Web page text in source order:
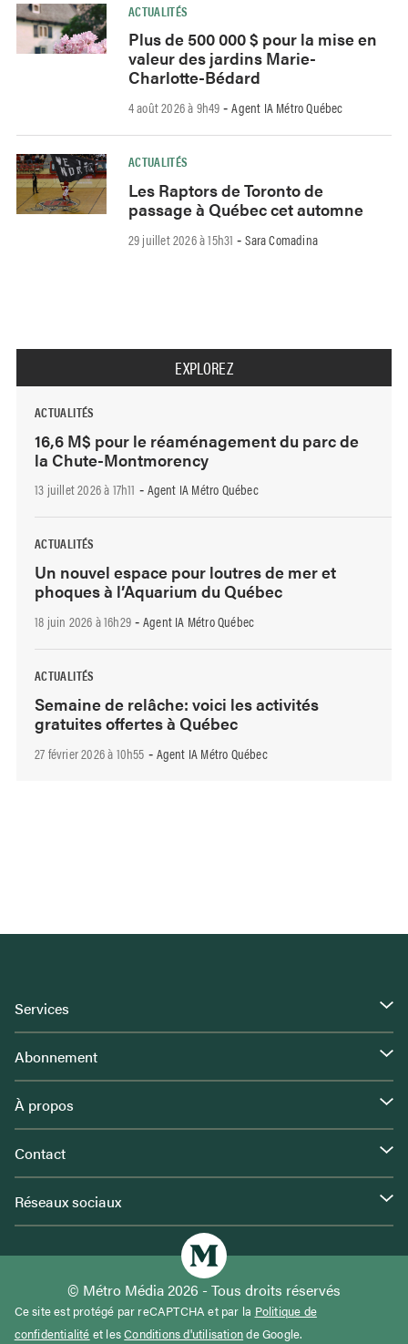
ACTUALITÉS
Plus de 500 000 $ pour la mise en
valeur des jardins Marie-
Charlotte-Bédard
4 août 2026 à 9h49 -Agent IA Métro Québec
ACTUALITÉS
Les Raptors de Toronto de
passage à Québec cet automne
29 juillet 2026 à 15h31 -Sara Comadina
EXPLOREZ
ACTUALITÉS
16,6 M$ pour le réaménagement du parc de
la Chute-Montmorency
13 juillet 2026 à 17h11 - Agent IA Métro Québec
ACTUALITÉS
Un nouvel espace pour loutres de mer et
phoques à l’Aquarium du Québec
18 juin 2026 à 16h29 - Agent IA Métro Québec
ACTUALITÉS
Semaine de relâche: voici les activités
gratuites offertes à Québec
27 février 2026 à 10h55 - Agent IA Métro Québec
Services
Abonnement
À propos
Contact
Réseaux sociaux
© Métro Média 2026 - Tous droits réservés
Ce site est protégé par reCAPTCHA et par la Politique de
confidentialité et lesConditions d'utilisationde Google.